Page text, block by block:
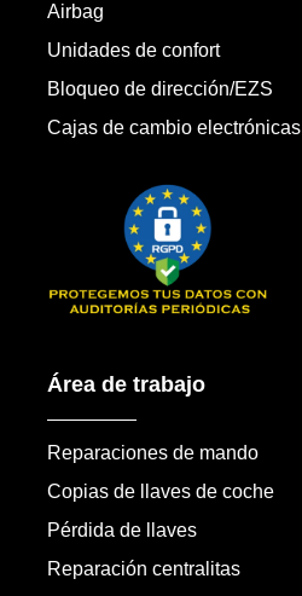
Airbag
Unidades de confort
Bloqueo de dirección/EZS
Cajas de cambio electrónicas
Área de trabajo
Reparaciones de mando
Copias de llaves de coche
Pérdida de llaves
Reparación centralitas